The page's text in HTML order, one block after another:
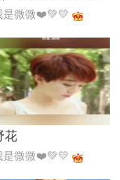
是微微❤️💚💛
花
是微微❤️💚💛